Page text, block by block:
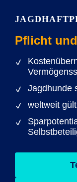
Pflicht
Jagdhunde
weltweit